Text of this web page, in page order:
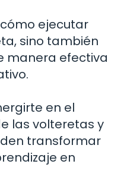
ejecutar
sino también
manera efectiva
en el
las volteretas y
transformar
en